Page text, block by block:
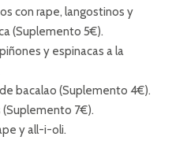
con rape, langostinos y
(Suplemento 5€).
y espinacas a la
bacalao (Suplemento 4€).
(Suplemento 7€).
y all-i-oli.